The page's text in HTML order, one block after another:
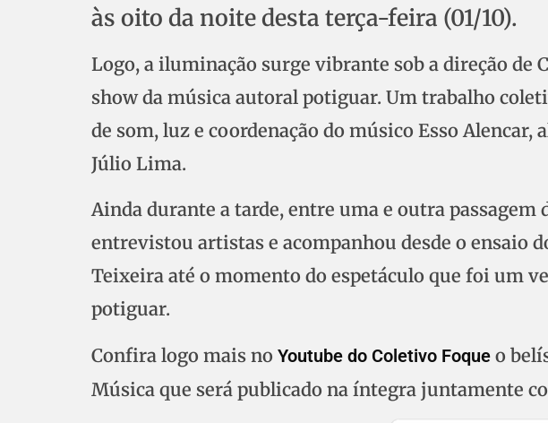
às oito da noite desta terça-feira (01/10).
Logo, a iluminação surge vibrante sob a direção de
show da música autoral potiguar. Um trabalho
de som, luz e coordenação do músico Esso
Júlio Lima.
Ainda durante a tarde, entre uma e outra passagem
entrevistou artistas e acompanhou desde o ensaio
Teixeira até o momento do espetáculo que foi um
potiguar.
Confira logo mais no Youtube do Coletivo Foque o
Música que será publicado na íntegra juntamente